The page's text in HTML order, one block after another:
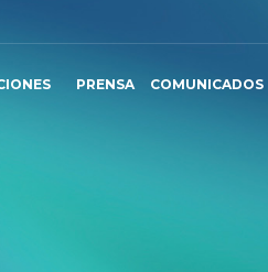
PRENSA COMUNICADOS